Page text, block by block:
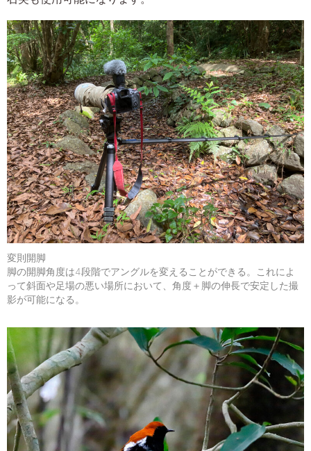
変則開脚
脚の開脚角度は4段階でアングルを変えることができる。これによ
って斜面や足場の悪い場所において、角度＋脚の伸長で安定した撮
影が可能になる。